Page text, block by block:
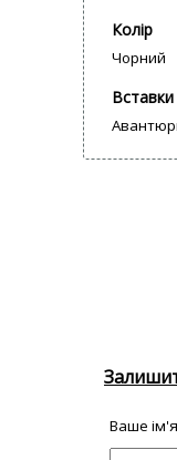
Колір
Чорний
Вставки